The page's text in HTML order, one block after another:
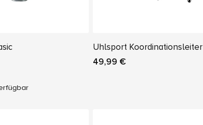
Uhlsport Koordinationsleiter
49,99 €